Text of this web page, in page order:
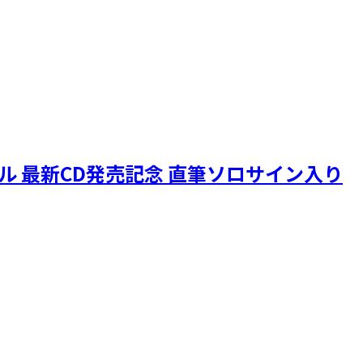
最新CD発売記念 直筆ソロサイン入り